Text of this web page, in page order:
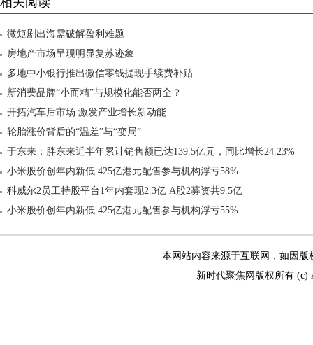
微短剧出海需破解盈利难题
房地产市场呈现明显复苏迹象
多地中小银行推出微信零钱提现手续费补贴
新消费品牌“小而精”与规模化能否两全？
开拓汽车后市场 激发产业增长新动能
轮胎涨价背后的“温差”与“变局”
于东来：胖东来近半年累计销售额已达139.5亿元，同比增长24.23%
小米股价创年内新低 425亿港元配售参与机构浮亏58%
科威尔2员工持股平台1年内套现2.3亿 A股2募资共9.5亿
小米股价创年内新低 425亿港元配售参与机构浮亏55%
本网站内容来源于互联网，如因版
新时代聚焦网版权所有 (c)